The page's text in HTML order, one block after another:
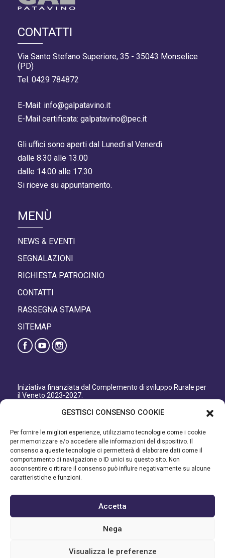
GESTISCI CONSENSO COOKIE
Per fornire le migliori esperienze, utilizziamo tecnologie come i cookie
per memorizzare e/o accedere alle informazioni del dispositivo. Il
consenso a queste tecnologie ci permetterà di elaborare dati come il
comportamento di navigazione o ID unici su questo sito. Non
acconsentire o ritirare il consenso può influire negativamente su alcune
caratteristiche e funzioni.
Accetta
Nega
Visualizza le preferenze
CONTATTI
Via Santo Stefano Superiore, 35 - 35043 Monselice
(PD)
Tel. 0429 784872
E-Mail: info@galpatavino.it
E-Mail certificata: galpatavino@pec.it
Gli uffici sono aperti dal Lunedì al Venerdì
dalle 8.30 alle 13.00
dalle 14.00 alle 17.30
Si riceve su appuntamento.
MENÙ
NEWS & EVENTI
SEGNALAZIONI
RICHIESTA PATROCINIO
CONTATTI
RASSEGNA STAMPA
SITEMAP
Iniziativa finanziata dal Complemento di sviluppo Rurale per
il Veneto 2023-2027.
Direzione AdG FEASR Bonifica e Irrigazione.
Iniziativa finanziata dal Programma di Sviluppo Rurale per il
Veneto 2014-2022.
Organismo responsabile dell’informazione: GAL Patavino.
334232 – C.F e P.IVA 03748880287 - All Right Reserved